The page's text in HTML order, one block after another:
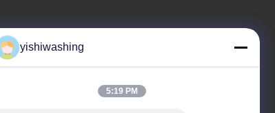
우리 주소
아니죠19중국 광저우, 나샤 구, 류콘 로드
yishiwashing
5:19 PM